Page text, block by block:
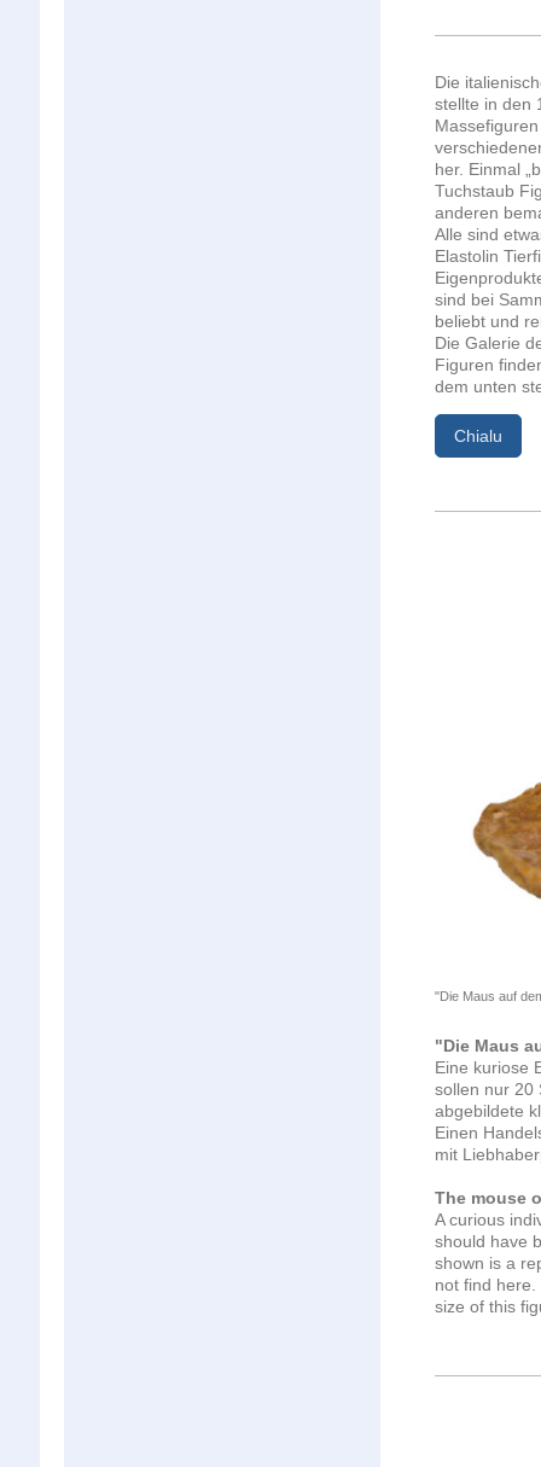
Die
stellte in den
her. Einmal
Tuchstaub
anderen
Alle sind
Elastolin
sind bei
beliebt und
Die Galerie
Figuren
dem unten
Chialu
"Die Maus auf
"Die Maus
Eine kuriose
sollen nur 20
abgebildete
Einen
mit
The mouse
A curious
should have
shown is a
not find here.
size of this